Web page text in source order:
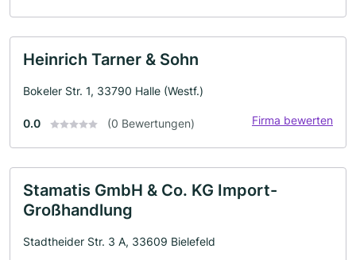
Heinrich Tarner & Sohn
Bokeler Str. 1, 33790 Halle (Westf.)
0.0 (0 Bewertungen) Firma bewerten
Stamatis GmbH & Co. KG Import-
Großhandlung
Stadtheider Str. 3 A, 33609 Bielefeld